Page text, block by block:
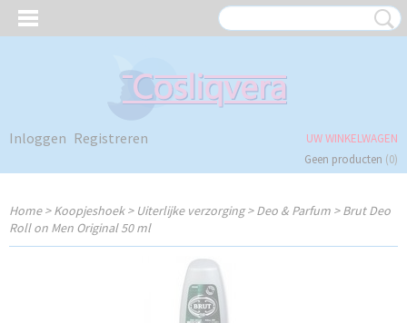
Inloggen Registreren
UW WINKELWAGEN
Geen producten (0)
Home>Koopjeshoek> Uiterlijke verzorging>Deo & Parfum >Brut Deo
Roll on Men Original 50 ml